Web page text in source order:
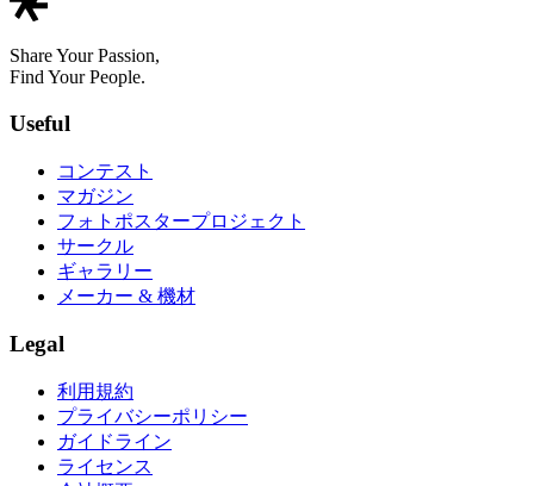
Share Your Passion,
Find Your People.
Useful
コンテスト
マガジン
フォトポスタープロジェクト
サークル
ギャラリー
メーカー & 機材
Legal
利用規約
プライバシーポリシー
ガイドライン
ライセンス